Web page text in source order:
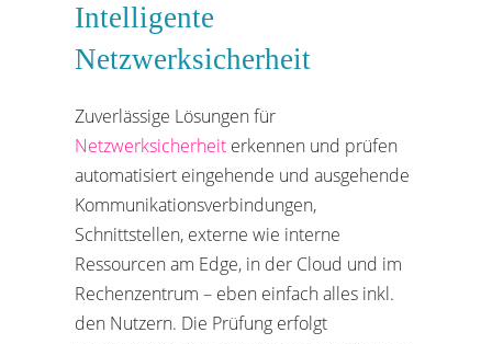
Intelligente
Netzwerksicherheit
Zuverlässige Lösungen für
Netzwerksicherheit erkennen und prüfen
automatisiert eingehende und ausgehende
Kommunikationsverbindungen,
Schnittstellen, externe wie interne
Ressourcen am Edge, in der Cloud und im
Rechenzentrum – eben einfach alles inkl.
den Nutzern. Die Prüfung erfolgt